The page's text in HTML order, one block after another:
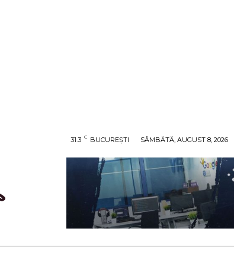
31.3 C BUCUREȘTI SÂMBĂTĂ, AUGUST 8, 2026